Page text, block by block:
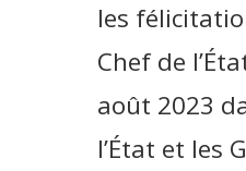
les
Chef de
août 2023
l’État et les